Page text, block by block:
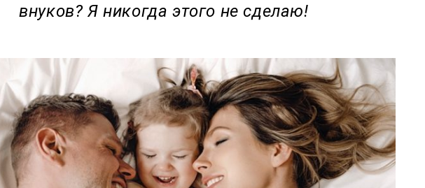
внуков? Я никогда этого не сделаю!